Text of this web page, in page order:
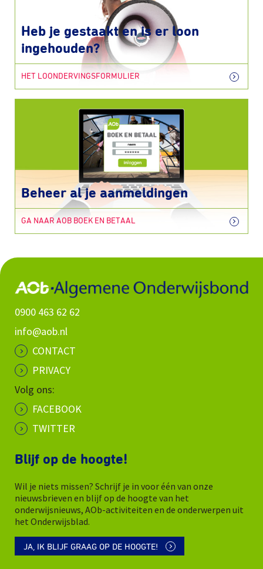
Heb je gestaakt en is er loon
ingehouden?
HET LOONDERVINGSFORMULIER
Beheer al je aanmeldingen
GA NAAR AOB BOEK EN BETAAL
0900 463 62 62
info@aob.nl
CONTACT
PRIVACY
Volg ons:
FACEBOOK
TWITTER
Blijf op de hoogte!
Wil je niets missen? Schrijf je in voor één van onze
nieuwsbrieven en blijf op de hoogte van het
onderwijsnieuws, AOb-activiteiten en de onderwerpen uit
het Onderwijsblad.
JA, IK BLIJF GRAAG OP DE HOOGTE!